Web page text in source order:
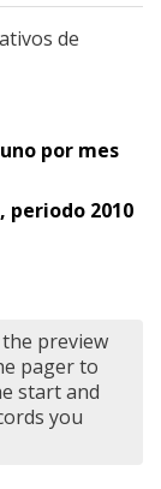
de
por mes
periodo 2010
preview
pager to
start and
you